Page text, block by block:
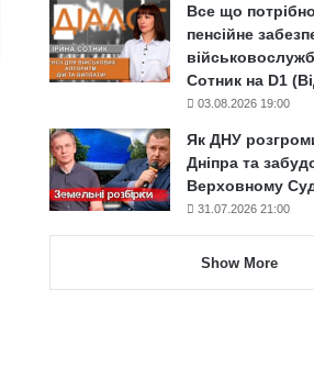
Все що
пенсійне
Сотник на D1
03.08.2026 19:00
Як ДНУ
Дніпра та
Верховному
31.07.2026 21:00
Show More